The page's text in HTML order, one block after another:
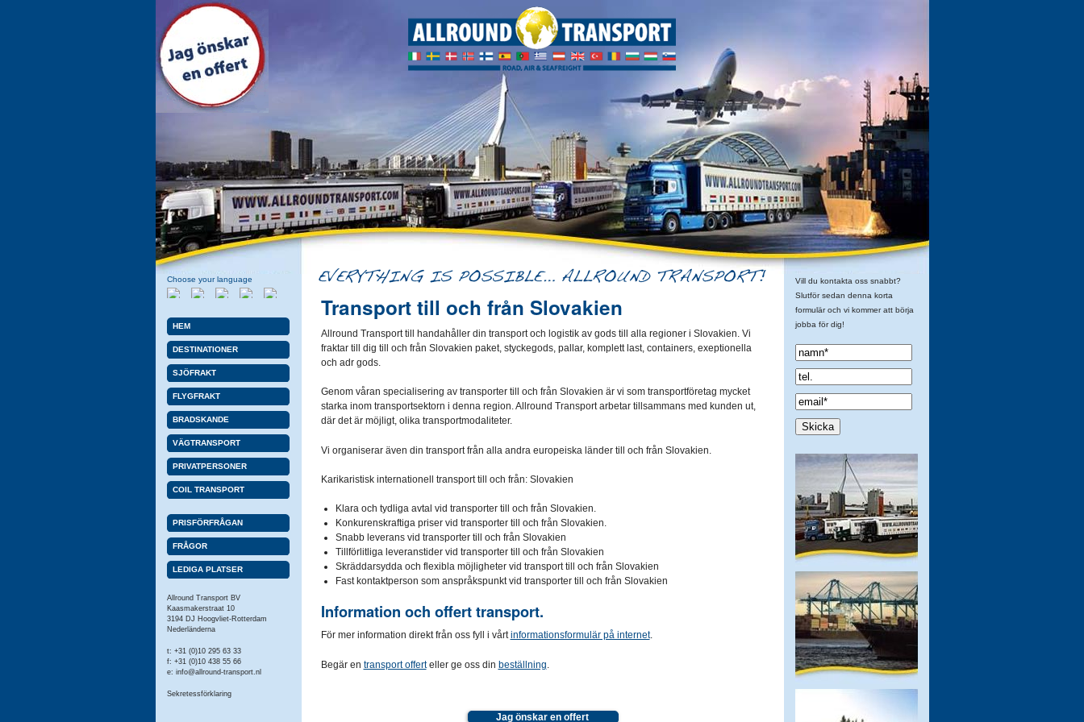
Choose your language
Transport till och från Slovakien
Allround Transport till handahåller din transport och logistik av gods till alla regioner i Slovakien. Vi
fraktar till dig till och från Slovakien paket, styckegods, pallar, komplett last, containers, exeptionella
och adr gods.
Genom våran specialisering av transporter till och från Slovakien är vi som transportföretag mycket
starka inom transportsektorn i denna region. Allround Transport arbetar tillsammans med kunden ut,
där det är möjligt, olika transportmodaliteter.
Vi organiserar även din transport från alla andra europeiska länder till och från Slovakien.
Karikaristisk internationell transport till och från: Slovakien
Klara och tydliga avtal vid transporter till och från Slovakien.
Konkurenskraftiga priser vid transporter till och från Slovakien.
Snabb leverans vid transporter till och från Slovakien
Tillförlitliga leveranstider vid transporter till och från Slovakien
Skräddarsydda och flexibla möjligheter vid transport till och från Slovakien
Fast kontaktperson som anspråkspunkt vid transporter till och från Slovakien
Information och offert transport.
För mer information direkt från oss fyll i vårtinformationsformulär på internet.
Begär en transport offerteller ge oss din beställning
Jag önskar en offert
Vill du kontakta oss snabbt?
Slutför sedan denna korta
formulär och vi kommer att börja
jobba för dig!
Spamcheck:
HEM
DESTINATIONER
SJÖFRAKT
FLYGFRAKT
BRADSKANDE
VÄGTRANSPORT
PRIVATPERSONER
COIL TRANSPORT
PRISFÖRFRÅGAN
FRÅGOR
LEDIGA PLATSER
Allround Transport BV
Kaasmakerstraat 10
3194 DJ Hoogvliet-Rotterdam
Nederländerna
t: +31 (0)10 295 63 33
f: +31 (0)10 438 55 66
e: info@allround-transport.nl
Sekretessförklaring